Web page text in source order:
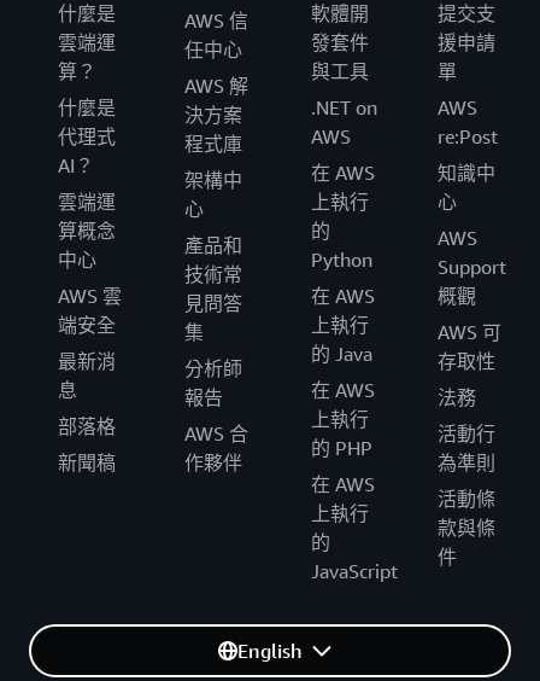
什麼是
雲端運
算？
什麼是
代理式
AI？
雲端運
算概念
中心
AWS 雲
端安全
最新消
息
部落格
新聞稿
AWS 信
任中心
AWS 解
決方案
程式庫
架構中
心
產品和
技術常
見問答
集
分析師
報告
AWS 合
作夥伴
軟體開
發套件
與工具
.NET on
AWS
在 AWS
上執行
的
Python
在 AWS
上執行
的 Java
在 AWS
上執行
的 PHP
在 AWS
上執行
的
JavaScript
提交支
援申請
單
AWS
re:Post
知識中
心
AWS
Support
概觀
AWS 可
存取性
法務
活動行
為準則
活動條
款與條
件
English